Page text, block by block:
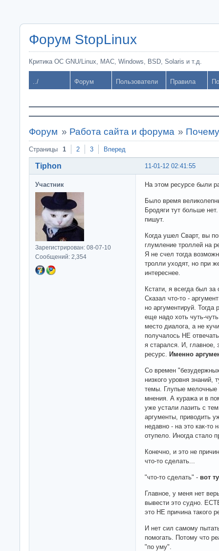
Форум StopLinux
Критика ОС GNU/Linux, MAC, Windows, BSD, Solaris и т.д.
../ Форум Пользователи Правила
Форум » Работа сайта и форума »
Страницы 1 2 3 Вперед
11-01-12 02:41:55
Tiphon
Участник
Зарегистрирован: 08-07-10
Сообщений: 2,354
На этом ресурсе были
Было время
Бродяги тут больше
пишут.
Когда ушел Сварт, вы
глумление троллей на
Я не счел тогда
тролли уходят, но при
интереснее.
Кстати, я всегда был
Сказал что-то -
но аргументируй. Тогда
еще надо хоть чуть-
место диалога, а не
получалось НЕ
я старался. И, главное,
ресурс.
Именно
Со времен
низкого уровня знаний,
темы. Глупые мелочные
мнения. А куража и в
уже устали лазить с
аргументы, приводить
недавно - на это как-то
отупело. Иногда стало
Конечно, и это не
что-то сделать...
"что-то сделать" - вот
Главное, у меня нет
вывести это судно.
это НЕ причина такого
И нет сил самому
помогать. Потому что
"по уму".